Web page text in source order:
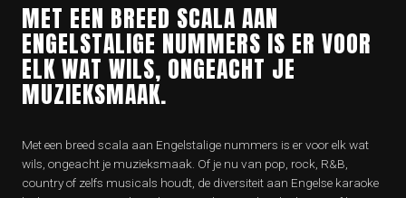
MET EEN BREED SCALA AAN
ENGELSTALIGE NUMMERS IS ER VOOR
ELK WAT WILS, ONGEACHT JE
MUZIEKSMAAK.
Met een breed scala aan Engelstalige nummers is er voor elk wat
wils, ongeacht je muzieksmaak. Of je nu van pop, rock, R&B,
country of zelfs musicals houdt, de diversiteit aan Engelse karaoke